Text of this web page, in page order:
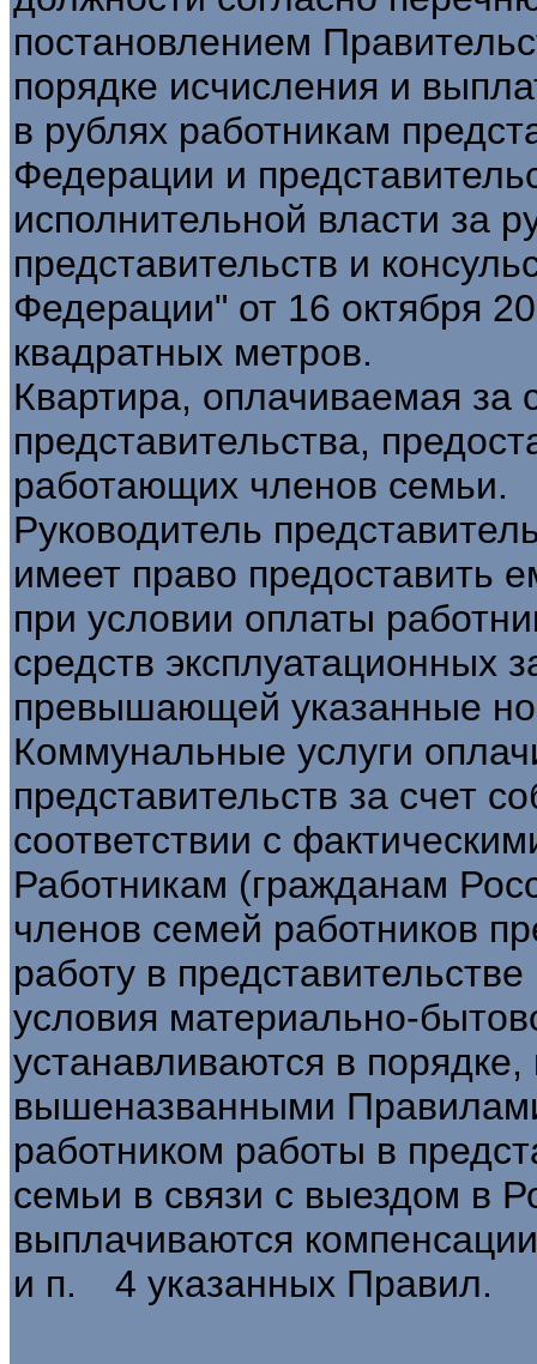
постановлением
порядке исчисления и
в рублях работникам
Федерации и
исполнительной власти за
представительств и
Федерации" от 16 октября
квадратных метров.
Квартира, оплачиваемая за
представительства,
работающих членов семьи.
Руководитель
имеет право предоставить
при условии оплаты
средств эксплуатационных
превышающей указанные
Коммунальные услуги
представительств за счет
соответствии с
Работникам (гражданам
членов семей работников
работу в
условия материально-
устанавливаются в
вышеназванными
работником работы в
семьи в связи с выездом в
выплачиваются
и п. 4 указанных Правил.